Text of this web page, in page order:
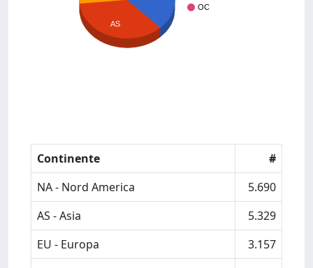
OC
AS
Continente
#
NA - Nord America
5.690
AS - Asia
5.329
EU - Europa
3.157